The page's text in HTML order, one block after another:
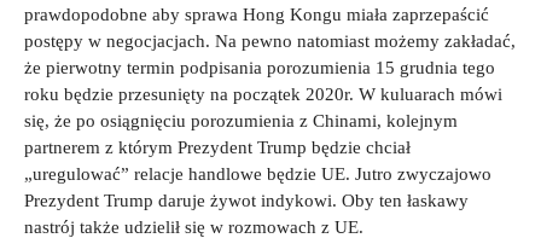
prawdopodobne aby sprawa Hong Kongu miała zaprzepaścić
postępy w negocjacjach. Na pewno natomiast możemy zakładać,
że pierwotny termin podpisania porozumienia 15 grudnia tego
roku będzie przesunięty na początek 2020r. W kuluarach mówi
się, że po osiągnięciu porozumienia z Chinami, kolejnym
partnerem z którym Prezydent Trump będzie chciał
„uregulować” relacje handlowe będzie UE. Jutro zwyczajowo
Prezydent Trump daruje żywot indykowi. Oby ten łaskawy
nastrój także udzielił się w rozmowach z UE.